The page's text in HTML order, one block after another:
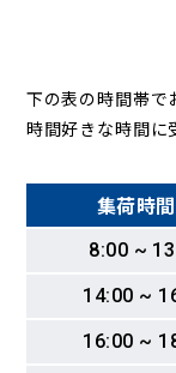
下の表の時間帯で
時間好きな時間に
集荷時
8:00 ~
14:00 ~
16:00 ~